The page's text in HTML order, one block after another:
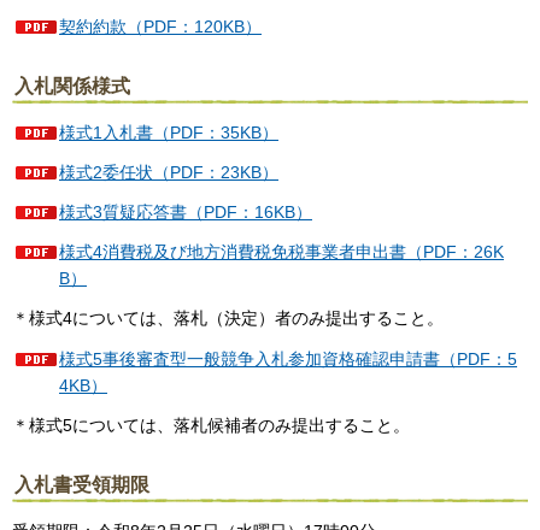
契約約款（PDF：120KB）
入札関係様式
様式1入札書（PDF：35KB）
様式2委任状（PDF：23KB）
様式3質疑応答書（PDF：16KB）
様式4消費税及び地方消費税免税事業者申出書（PDF：26K
B）
＊様式4については、落札（決定）者のみ提出すること。
様式5事後審査型一般競争入札参加資格確認申請書（PDF：5
4KB）
＊様式5については、落札候補者のみ提出すること。
入札書受領期限